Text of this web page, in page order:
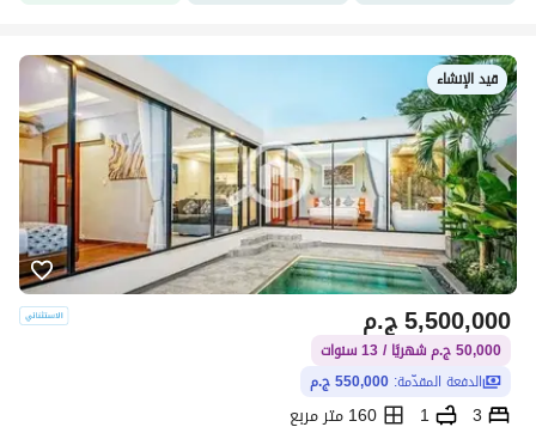
قيد الإنشاء
ج.م5,500,000
50,000 ج.م شهريًا / 13 سنوات
الدفعة المقدّمة: 550,000 ج.م
3
1
160 متر مربع